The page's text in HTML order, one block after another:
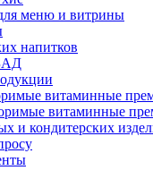
меню и витрины
напитков
витаминные
витаминные
и кондитерских